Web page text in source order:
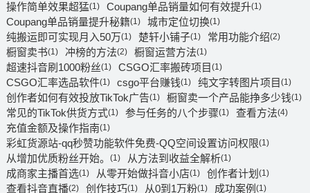
操作简单效果超猛(1) Coupang单品销量如何有效提升(1)
Coupang单品销量提升秘籍(1) 城市定位切换(1)
纯搬运即可实现月入50万(1) 楚轩小铺子(1) 常用功能介绍(2)
橱窗卖书(1) 冲榜的方法(2) 橱窗运营方法(1)
超速抖音刷1000粉丝(1) CSGO汇率搬砖项目 (1)
CSGO汇率选品软件(1) csgo平台赚钱(1) 纯文字转图片项目 (1)
创作者如何有效投放TikTok广告(1) 橱窗卖一个产品能挣多少钱(1)
常见的TikTok供货方式(1) 参与任务的八个步骤(1) 查看方法(4)
充值金额及操作指南(1)
彩虹货源站-qq秒赞功能软件免费-QQ空间设置访问权限(1)
从增加优质粉丝开始。 (1) 从方法到收益全解析(1)
成商家主播首选(1) 从零开始做抖音小店(1) 创作者计划 (1)
查看抖音直播(2) 创作技巧(1) 从0到1万粉(1) 成功案例 (1)